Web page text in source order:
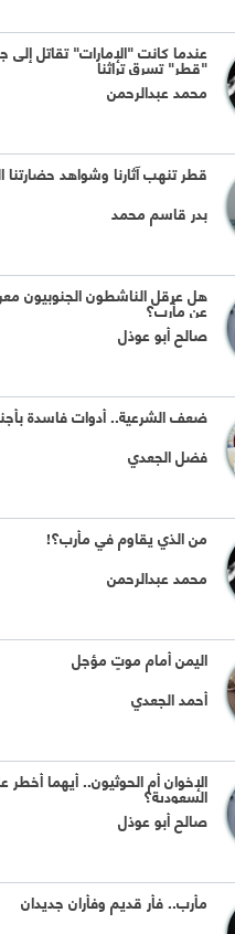
عندما كانت "الإمارات" تقاتل إلى
"قطر" تسرق تراثنا
محمد عبدالرحمن
قطر تنهب آثارنا وشواهد حضارتنا
بدر قاسم محمد
هل عرقل الناشطون الجنوبيون
عن مأرب؟
صالح أبو عوذل
ضعف الشرعية.. أدوات فاسدة
فضل الجعدي
من الذي يقاوم في مأرب؟!
محمد عبدالرحمن
اليمن أمام موتٍ مؤجل
أحمد الجعدي
الإخوان أم الحوثيون.. أيهما أخطر
السعودية؟
صالح أبو عوذل
مأرب.. فأر قديم وفأران جديدان